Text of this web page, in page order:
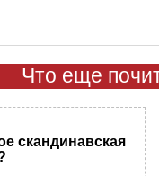
Что еще
скандинавская